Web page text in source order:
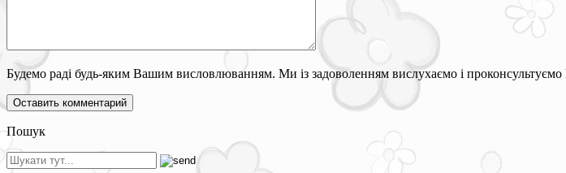
Будемо раді будь-яким Вашим висловлюванням. Ми із задоволенням вислухаємо і
Пошук